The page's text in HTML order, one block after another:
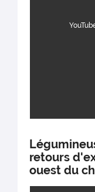
retours
ouest du